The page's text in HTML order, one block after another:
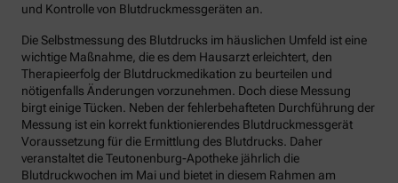
und Kontrolle von Blutdruckmessgeräten an.
Die Selbstmessung des Blutdrucks im häuslichen Umfeld ist eine
wichtige Maßnahme, die es dem Hausarzt erleichtert, den
Therapieerfolg der Blutdruckmedikation zu beurteilen und
nötigenfalls Änderungen vorzunehmen. Doch diese Messung
birgt einige Tücken. Neben der fehlerbehafteten Durchführung der
Messung ist ein korrekt funktionierendes Blutdruckmessgerät
Voraussetzung für die Ermittlung des Blutdrucks. Daher
veranstaltet die Teutonenburg-Apotheke jährlich die
Blutdruckwochen im Mai und bietet in diesem Rahmen am